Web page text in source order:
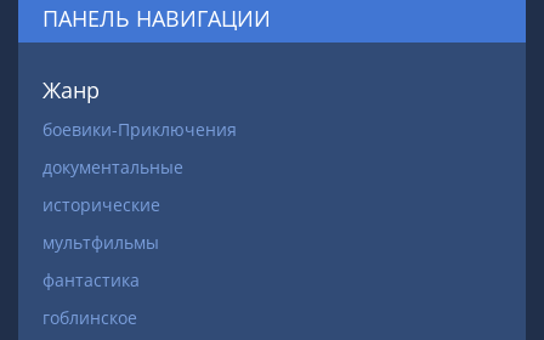
ПАНЕЛЬ НАВИГАЦИИ
Жанр
боевики-Приключения
документальные
исторические
мультфильмы
фантастика
гоблинское